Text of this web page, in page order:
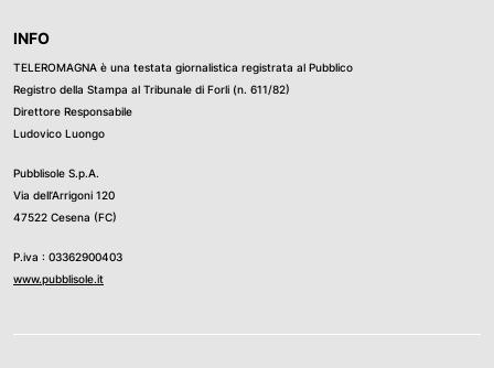
INFO
TELEROMAGNA è una testata giornalistica registrata al Pubblico
Registro della Stampa al Tribunale di Forli (n. 611/82)
Direttore Responsabile
Ludovico Luongo
Pubblisole S.p.A.
Via dell’Arrigoni 120
47522 Cesena (FC)
P.iva : 03362900403
www.pubblisole.it